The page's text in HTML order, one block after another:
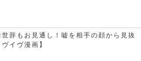
世辞もお見通し！嘘を相手の顔から見抜
イヴ漫画】